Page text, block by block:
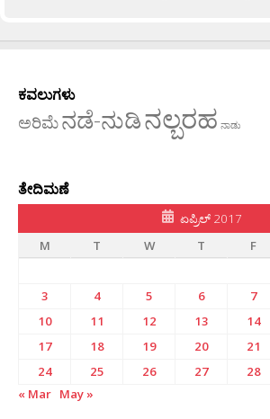
ಕವಲುಗಳು
ಅರಿಮೆನಡೆ-ನುಡಿನಲ್ಬರಹ ನಾಡು
ತೇದಿಮಣೆ
ಏಪ್ರಿಲ್ 2017
M
T W T F
3
4 5 6 7
10
11 12 13 14
17
18 19 20 21
24
25 26 27 28
« Mar May »